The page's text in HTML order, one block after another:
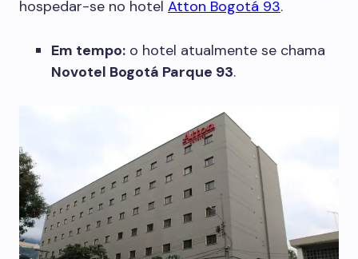
hospedar-se no hotel Atton Bogotá 93.
Em tempo: o hotel atualmente se chama
Novotel Bogotá Parque 93.